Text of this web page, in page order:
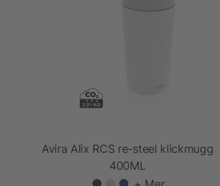
Avira Alix RCS re-steel klickmugg
400ML